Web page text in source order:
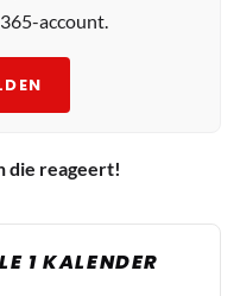
account.
die reageert!
1 KALENDER